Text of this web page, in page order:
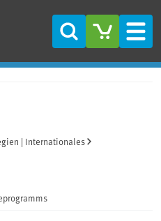
Suche
| Internationales